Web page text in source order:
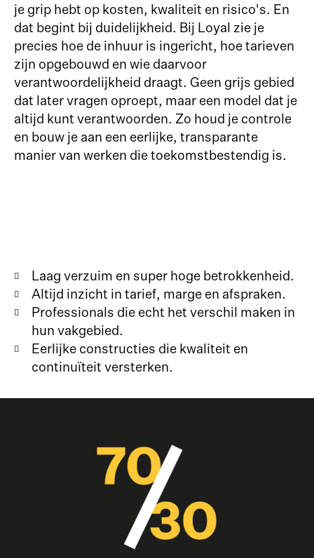
je grip hebt op kosten, kwaliteit en risico's. En
dat begint bij duidelijkheid. Bij Loyal zie je
precies hoe de inhuur is ingericht, hoe tarieven
zijn opgebouwd en wie daarvoor
verantwoordelijkheid draagt. Geen grijs gebied
dat later vragen oproept, maar een model dat je
altijd kunt verantwoorden. Zo houd je controle
en bouw je aan een eerlijke, transparante
manier van werken die toekomstbestendig is.
Laag verzuim en super hoge betrokkenheid.
Altijd inzicht in tarief, marge en afspraken.
Professionals die echt het verschil maken in
hun vakgebied.
Eerlijke constructies die kwaliteit en
continuïteit versterken.